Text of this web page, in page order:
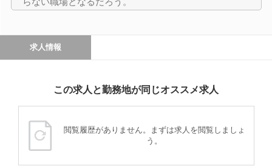
求人情報
この求人と勤務地が同じオススメ求人
閲覧履歴がありません。まずは求人を閲覧しましょ
う。